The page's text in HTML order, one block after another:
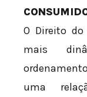
O Direito
mais
uma